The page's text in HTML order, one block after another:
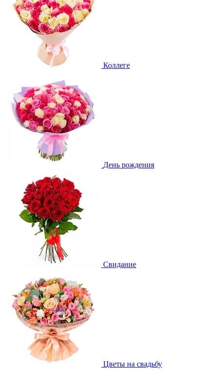
Коллеге
День рождения
Свидание
Цветы на свадьбу